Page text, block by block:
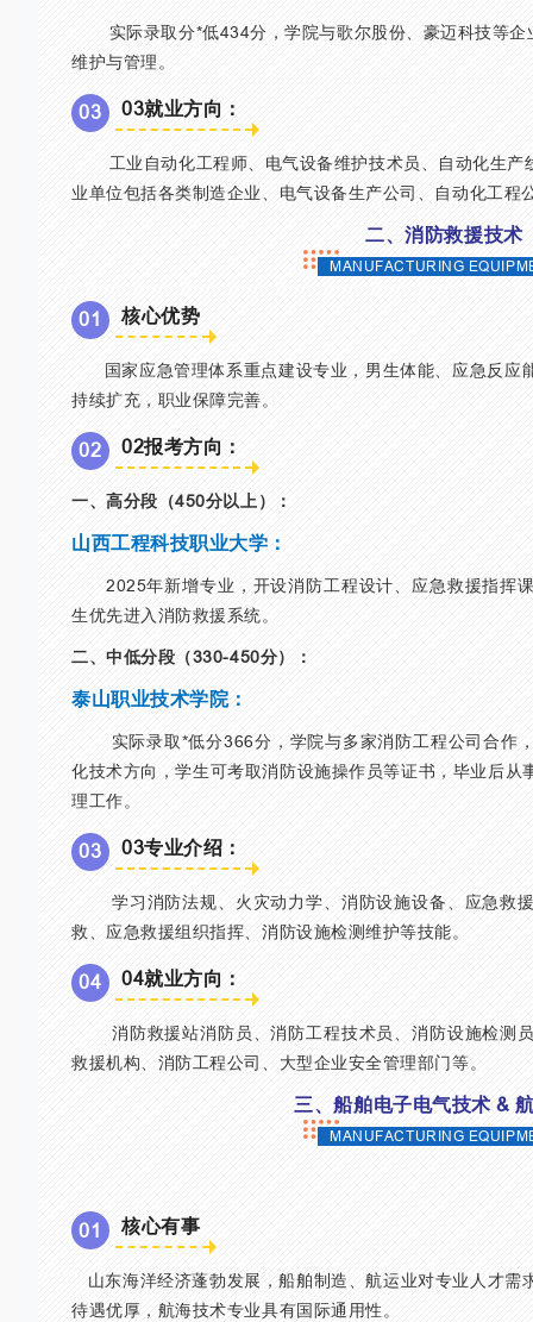
实际录取分*低434分，学院与歌尔股份、豪迈科技等企
维护与管理。
03 03就业方向：
工业自动化工程师、电气设备维护技术员、自动化生产
业单位包括各类制造企业、电气设备生产公司、自动化工程
二、消防救援技术
MANUFACTURING
01 核心优势
国家应急管理体系重点建设专业，男生体能、应急反应
持续扩充，职业保障完善。
02 02报考方向：
一、高分段（450分以上）：
山西工程科技职业大学：
2025年新增专业，开设消防工程设计、应急救援指挥
生优先进入消防救援系统。
二、中低分段（330-450分）：
泰山职业技术学院：
实际录取*低分366分，学院与多家消防工程公司合作
化技术方向，学生可考取消防设施操作员等证书，毕业后从
理工作。
03 03专业介绍：
学习消防法规、火灾动力学、消防设施设备、应急救援
救、应急救援组织指挥、消防设施检测维护等技能。
04 04就业方向：
消防救援站消防员、消防工程技术员、消防设施检测员
救援机构、消防工程公司、大型企业安全管理部门等。
三、船舶电子电气技术 &
MANUFACTURING
01 核心有事
山东海洋经济蓬勃发展，船舶制造、航运业对专业人才需
待遇优厚，航海技术专业具有国际通用性。